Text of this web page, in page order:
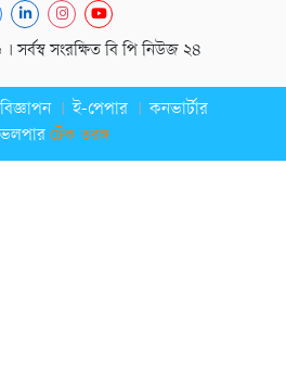
সংরক্ষিত বি পি নিউজ ২৪
বিজ্ঞাপন ই-পেপার
কনভার্টার
টেক তরঙ্গ